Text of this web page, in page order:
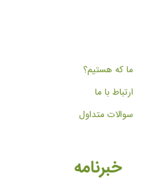
ما که هستیم؟
ارتباط با ما
سوالات متداول
خبرنامه